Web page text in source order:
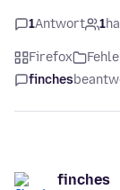
1Antwort 1
Firefox
finches
finches